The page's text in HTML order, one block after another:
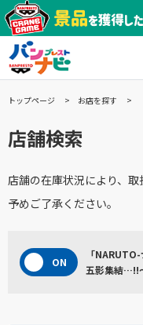
トップページ お店を探す
店舗検索
店舗の在庫状況により、
予めご了承ください。
「
五影集結…!!